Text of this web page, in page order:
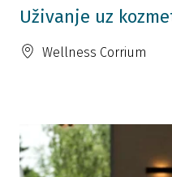
Uživanje uz
Wellness Corrium